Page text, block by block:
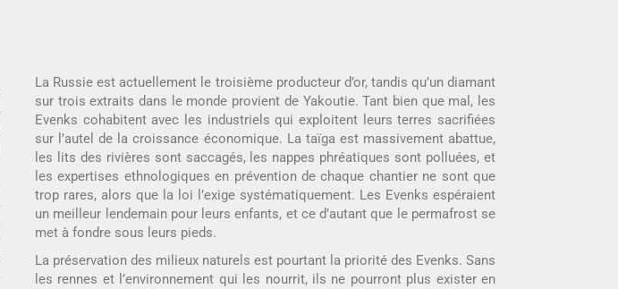
La Russie est actuellement le troisième producteur d’or, tandis qu’un diamant
sur trois extraits dans le monde provient de Yakoutie. Tant bien que mal, les
Evenks cohabitent avec les industriels qui exploitent leurs terres sacrifiées
sur l’autel de la croissance économique. La taïga est massivement abattue,
les lits des rivières sont saccagés, les nappes phréatiques sont polluées, et
les expertises ethnologiques en prévention de chaque chantier ne sont que
trop rares, alors que la loi l’exige systématiquement. Les Evenks espéraient
un meilleur lendemain pour leurs enfants, et ce d’autant que le permafrost se
met à fondre sous leurs pieds.
La préservation des milieux naturels est pourtant la priorité des Evenks. Sans
les rennes et l’environnement qui les nourrit, ils ne pourront plus exister en